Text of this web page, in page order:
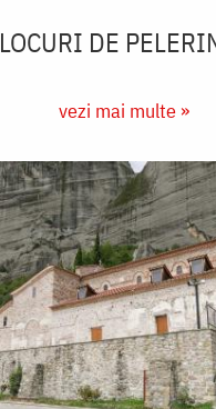
LOCURI DE
vezi mai multe »